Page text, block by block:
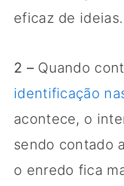
eficaz de ideias.
2 –Quando
identificação
acontece, o
sendo contado
o enredo fica